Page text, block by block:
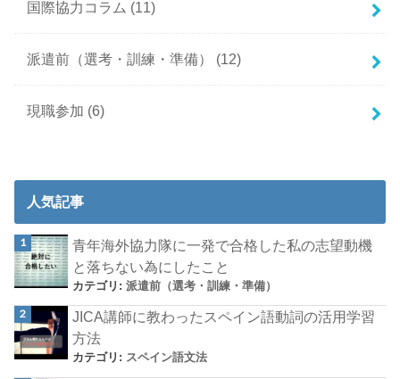
国際協力コラム (11)
派遣前（選考・訓練・準備） (12)
現職参加 (6)
人気記事
青年海外協力隊に一発で合格した私の志望動機
と落ちない為にしたこと
カテゴリ:派遣前（選考・訓練・準備）
JICA講師に教わったスペイン語動詞の活用学習
方法
カテゴリ: スペイン語文法